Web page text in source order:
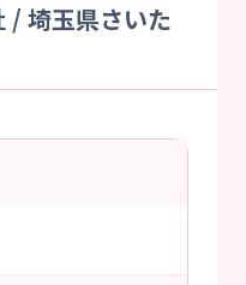
/ 埼玉県さいた